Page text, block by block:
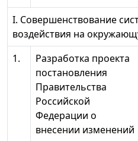
I. Совершенствование
воздействия на
1.
Разработка проекта
постановления
Правительства
Российской
Федерации о
внесении изменений